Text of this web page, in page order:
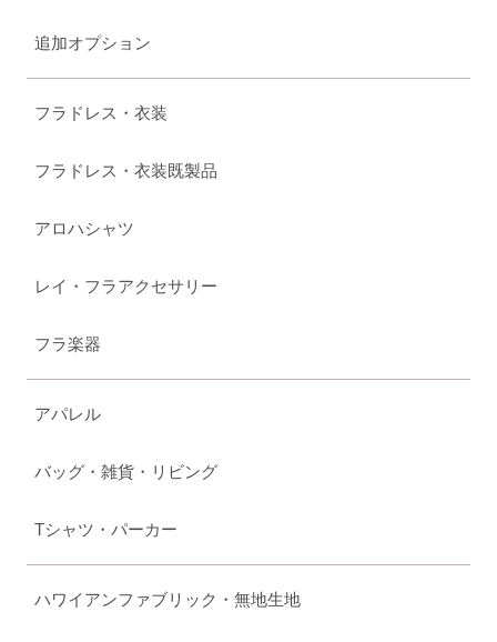
追加オプション
フラドレス・衣装
フラドレス・衣装既製品
アロハシャツ
レイ・フラアクセサリー
フラ楽器
アパレル
バッグ・雑貨・リビング
Tシャツ・パーカー
ハワイアンファブリック・無地生地